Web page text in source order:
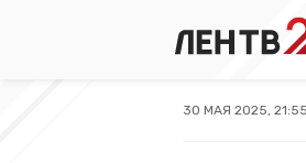
30 МАЯ 2025, 21:55